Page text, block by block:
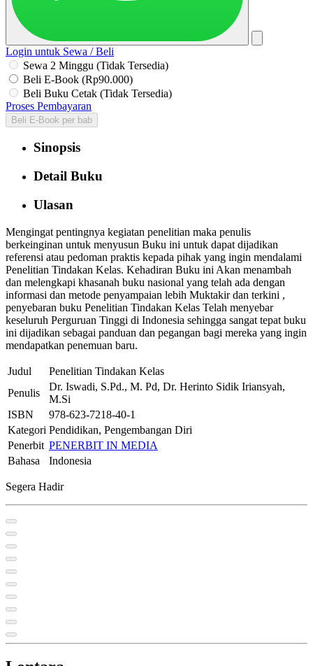
Login untuk Sewa / Beli
Sewa 2 Minggu (Tidak Tersedia)
Beli E-Book (Rp90.000)
Beli Buku Cetak (Tidak Tersedia)
Proses Pembayaran
Beli E-Book per bab
Sinopsis
Detail Buku
Ulasan
Mengingat pentingnya kegiatan penelitian maka penulis
berkeinginan untuk menyusun Buku ini untuk dapat dijadikan
referensi atau pedoman praktis kepada pihak yang ingin mendalami
Penelitian Tindakan Kelas. Kehadiran Buku ini Akan menambah
dan melengkapi khasanah buku nasional yang telah ada dengan
informasi dan metode penyampaian lebih Muktakir dan terkini ,
penyebaran buku Penelitian Tindakan Kelas Telah menyebar
keseluruh Perguruan Tinggi di Indonesia sehingga sangat tepat buku
ini dijadikan sebagai panduan dan pegangan bagi mereka yang ingin
mendapatkan penemuan baru.
Judul
Penelitian Tindakan Kelas
Penulis
Dr. Iswadi, S.Pd., M. Pd, Dr. Herinto Sidik Iriansyah,
M.Si
ISBN
978-623-7218-40-1
Kategori Pendidikan, Pengembangan Diri
Penerbit PENERBIT IN MEDIA
Bahasa
Indonesia
Segera Hadir